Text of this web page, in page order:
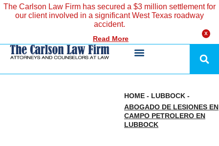
X
The Carlson Law Firm has secured a $3 million settlement for
our client involved in a significant West Texas roadway
accident.
Read More
HOME - LUBBOCK -
ABOGADO DE LESIONES EN
CAMPO PETROLERO EN
LUBBOCK